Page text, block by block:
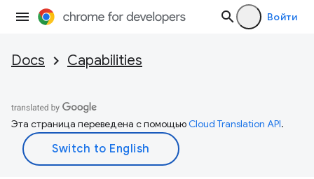
Войти
Docs Capabilities
Эта страница переведена с помощьюCloud Translation API.